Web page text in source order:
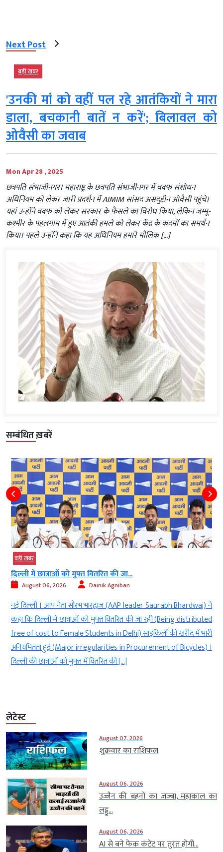
Next Post
बड़ी खबर
'उनकी मां को वहीं पल रहे आतंकियों ने मारा
डाला, बचकानी बातें न करें'; बिलावल को
ओवैसी का जवाब
Mon Apr 28 , 2025
छत्रपति संभाजीनगर। महाराष्ट्र के छत्रपति संभाजीनगर में वक्फ संशोधन
अधिनियम को लेकर जारी प्रदर्शन में AIMIM सांसद असदुद्दीन ओवैसी पहुंचे।
यहां उन्होंने वक्फ को लेकर सरकार के फैसले का विरोध किया, लेकिन जम्मू-
कश्मीर के पहलगाम में हुए आतंकी हमले को लेकर केंद्र के कदमों का समर्थन
किया। पहले उन्होंने कहा कि यह अधिनियम हमारे मौलिक […]
सम्बंधित ख़बरें
बड़ी खबर
दिल्ली में छात्राओं को मुफ्त वितरित की जा...
August 06, 2026 Dainik Agniban
नई दिल्ली । आप नेता सौरभ भारद्वाज (AAP leader Saurabh Bhardwaj) ने
कहा कि दिल्ली में छात्राओं को मुफ्त वितरित की जा रही (Being distributed
free of cost to Female Students in Delhi) साइकिलों की खरीद में भारी
अनियमितता हुई (Major irregularities in Procurement of Bicycles) ।
दिल्ली की छात्राओं को मुफ्त में वितरित की […]
लेटेस्ट
August 07, 2026
शुक्रवार का राशिफल
August 06, 2026
उज्जैन की बहनों का जज्बा, महाकाल का
लड्डू...
August 06, 2026
AI से बने फेक कंटेंट पर तुरंत होगी...